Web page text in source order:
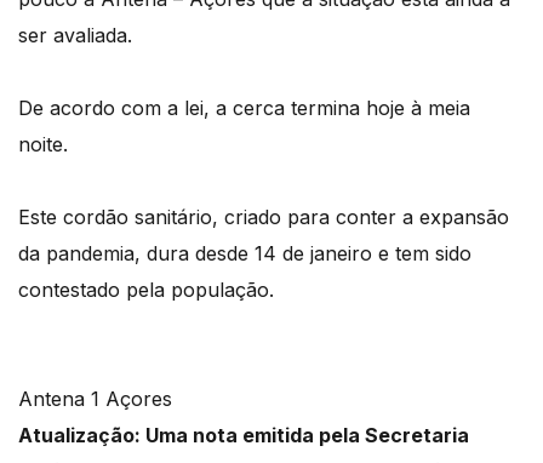
ser avaliada.
De acordo com a lei, a cerca termina hoje à meia
noite.
Este cordão sanitário, criado para conter a expansão
da pandemia, dura desde 14 de janeiro e tem sido
contestado pela população.
Antena 1 Açores
Atualização: Uma nota emitida pela Secretaria